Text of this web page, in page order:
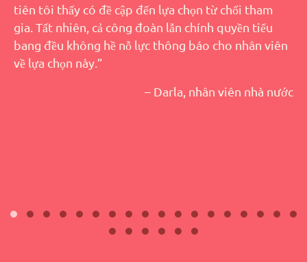
tiên tôi thấy có đề cập đến lựa chọn từ chối tham
gia. Tất nhiên, cả công đoàn lẫn chính quyền tiểu
bang đều không hề nỗ lực thông báo cho nhân viên
về lựa chọn này.”
– Darla, nhân viên nhà nước